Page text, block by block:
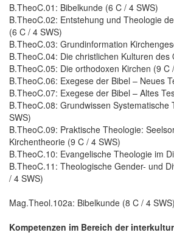
B.TheoC.01: Bibelkunde (6 C / 4 SWS)
B.TheoC.02: Entstehung und Theologie
(6 C / 4 SWS)
B.TheoC.03: Grundinformation
B.TheoC.04: Die christlichen Kulturen des
B.TheoC.05: Die orthodoxen Kirchen (9 C
B.TheoC.06: Exegese der Bibel – Neues
B.TheoC.07: Exegese der Bibel – Altes
B.TheoC.08: Grundwissen Systematische
SWS)
B.TheoC.09: Praktische Theologie:
Kirchentheorie (9 C / 4 SWS)
B.TheoC.10: Evangelische Theologie im
B.TheoC.11: Theologische Gender- und
/ 4 SWS)
Mag.Theol.102a: Bibelkunde (8 C / 4 SWS)
Kompetenzen im Bereich der